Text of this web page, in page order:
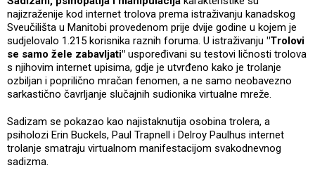
najizraženije kod internet trolova prema istraživanju kanadskog
Sveučilišta u Manitobi provedenom prije dvije godine u kojem je
sudjelovalo 1.215 korisnika raznih foruma. U istraživanju "Trolovi
se samo žele zabavljati" uspoređivani su testovi ličnosti trolova
s njihovim internet upisima, gdje je utvrđeno kako je trolanje
ozbiljan i poprilično mračan fenomen, a ne samo neobavezno
sarkastično čavrljanje slučajnih sudionika virtualne mreže.
Sadizam se pokazao kao najistaknutija osobina trolera, a
psiholozi Erin Buckels, Paul Trapnell i Delroy Paulhus internet
trolanje smatraju virtualnom manifestacijom svakodnevnog
sadizma.